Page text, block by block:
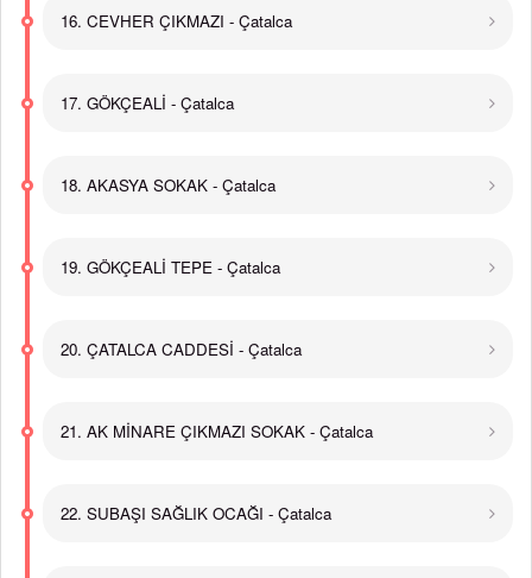
16. CEVHER ÇIKMAZI - Çatalca
17. GÖKÇEALİ - Çatalca
18. AKASYA SOKAK - Çatalca
19. GÖKÇEALİ TEPE - Çatalca
20. ÇATALCA CADDESİ - Çatalca
21. AK MİNARE ÇIKMAZI SOKAK - Çatalca
22. SUBAŞI SAĞLIK OCAĞI - Çatalca